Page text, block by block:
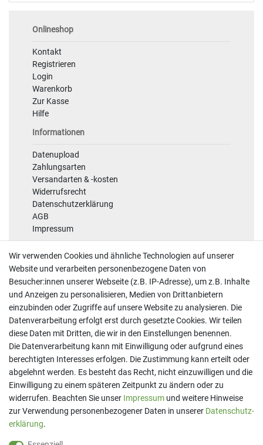
Onlineshop
Kontakt
Registrieren
Login
Warenkorb
Zur Kasse
Hilfe
Informationen
Datenupload
Zahlungsarten
Versandarten & -kosten
Widerrufsrecht
Datenschutzerklärung
AGB
Impressum
Kontakt
Telefon:07191 - 9 33 21 80
E-Mail:info@printaro.de
Bürozeiten
Mo - Fr 09:00 Uhr - 13:00 Uhr
Wir verwenden Cookies und ähnliche Technologien auf unserer
Website und verarbeiten personenbezogene Daten von
Besucher:innen unserer Webseite (z.B. IP-Adresse), um z.B. Inhalte
und Anzeigen zu personalisieren, Medien von Drittanbietern
einzubinden oder Zugriffe auf unsere Website zu analysieren. Die
Datenverarbeitung erfolgt erst durch gesetzte Cookies. Wir teilen
diese Daten mit Dritten, die wir in den Einstellungen benennen.
Die Datenverarbeitung kann mit Einwilligung oder aufgrund eines
berechtigten Interesses erfolgen. Die Zustimmung kann erteilt oder
abgelehnt werden. Es besteht das Recht, nicht einzuwilligen und die
Einwilligung zu einem späteren Zeitpunkt zu ändern oder zu
widerrufen. Beachten Sie unser Impressum und weitere Hinweise
zur Verwendung personenbezogener Daten in unserer Daten­schutz­
erklärung.